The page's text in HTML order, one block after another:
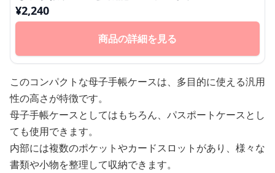
¥2,240
商品の詳細を見る
このコンパクトな母子手帳ケースは、多目的に使える汎用
性の高さが特徴です。
母子手帳ケースとしてはもちろん、パスポートケースとし
ても使用できます。
内部には複数のポケットやカードスロットがあり、様々な
書類や小物を整理して収納できます。